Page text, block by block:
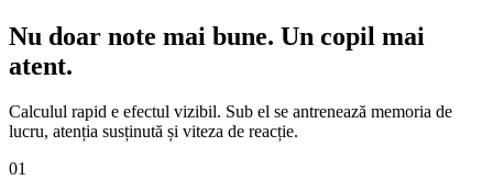
Nu doar note mai bune. Un copil mai
atent.
Calculul rapid e efectul vizibil. Sub el se antrenează memoria de
lucru, atenția susținută și viteza de reacție.
01